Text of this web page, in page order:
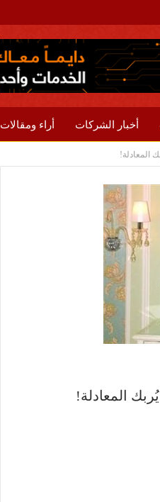
أخبار الشركات أراء ومقالات
المعادلة!
المعادلة!